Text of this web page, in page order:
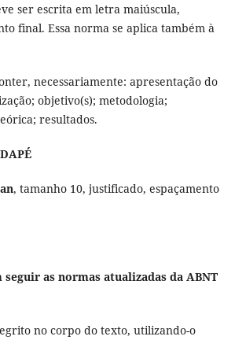
ser escrita em letra maiúscula,
final. Essa norma se aplica também à
necessariamente: apresentação do
objetivo(s); metodologia;
resultados.
, tamanho 10, justificado, espaçamento
seguir as normas atualizadas da ABNT
no corpo do texto, utilizando-o